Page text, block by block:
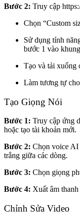
Bước 2: Truy cập
Chọn “Custom
Sử dụng tính
bước 1 vào
Tạo và tải xuống
Làm tương tự
Tạo Giọng Nói
Bước 1: Truy cập ứng
hoặc tạo tài khoản mới.
Bước 2: Chọn voice
trắng giữa các dòng.
Bước 3: Chọn giọng
Bước 4: Xuất âm
Chỉnh Sửa Video